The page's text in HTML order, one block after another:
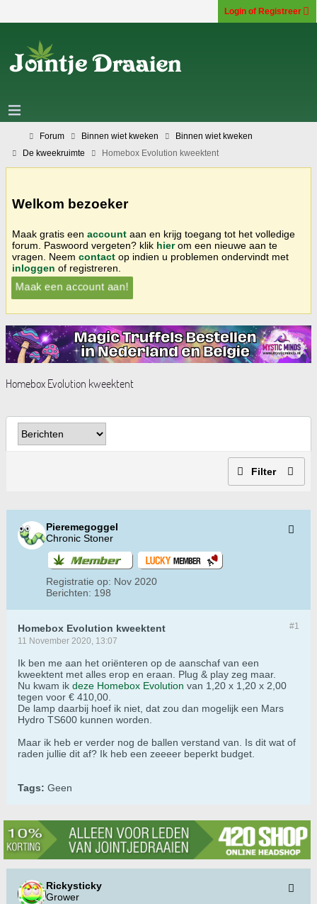
Login of Registreer
Forum Binnen wiet kweken
Binnen wiet kweken
De kweekruimte
Homebox Evolution kweektent
Welkom bezoeker
Maak gratis een account aan en krijg toegang tot het volledige
forum. Paswoord vergeten? klik hierom een nieuwe aan te
vragen. Neem contact op indien u problemen ondervindt met
inloggen of registreren.
Maak een account aan!
Homebox Evolution kweektent
Filter
Pieremegoggel
Chronic Stoner
Registratie op: Nov 2020
Berichten: 198
#1
Homebox Evolution kweektent
11 November 2020, 13:07
Ik ben me aan het oriënteren op de aanschaf van een
kweektent met alles erop en eraan. Plug & play zeg maar.
Nu kwam ik deze Homebox Evolution van 1,20 x 1,20 x 2,00
tegen voor € 410,00.
De lamp daarbij hoef ik niet, dat zou dan mogelijk een Mars
Hydro TS600 kunnen worden.
Maar ik heb er verder nog de ballen verstand van. Is dit wat of
raden jullie dit af? Ik heb een zeeeer beperkt budget.
Tags: Geen
Rickysticky
Grower